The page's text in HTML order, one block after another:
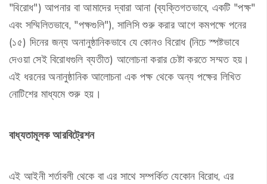
"বিরোধ") আপনার বা আমাদের দ্বারা আনা (ব্যক্তিগতভাবে, একটি "পক্ষ"
এবং সম্মিলিতভাবে, "পক্ষগুলি"), সালিসি শুরু করার আগে কমপক্ষে পনের
(১৫) দিনের জন্য অনানুষ্ঠানিকভাবে যে কোনও বিরোধ (নিচে স্পষ্টভাবে
দেওয়া সেই বিরোধগুলি ব্যতীত) আলোচনা করার চেষ্টা করতে সম্মত হয়।
এই ধরনের অনানুষ্ঠানিক আলোচনা এক পক্ষ থেকে অন্য পক্ষের লিখিত
নোটিশের মাধ্যমে শুরু হয়।
বাধ্যতামূলক আরবিট্রেশন
এই আইনী শর্তাবলী থেকে বা এর সাথে সম্পর্কিত যেকোন বিরোধ, এর